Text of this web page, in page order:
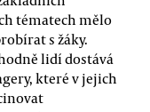
tématech mělo
s žáky.
lidí dostává
které v jejich